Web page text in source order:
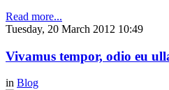
Read more...
Tuesday, 20 March 2012 10:49
Vivamus tempor, odio eu
in Blog